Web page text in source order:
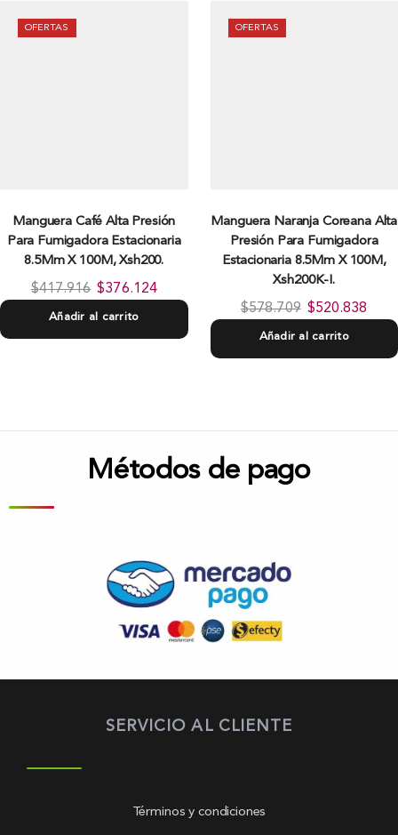
OFERTAS
Manguera Café Alta Presión
Para Fumigadora Estacionaria
8.5Mm X 100M, Xsh200.
$417.916 $376.124
Añadir al carrito
OFERTAS
Manguera Naranja Coreana Alta
Presión Para Fumigadora
Estacionaria 8.5Mm X 100M,
Xsh200K-I.
$578.709 $520.838
Añadir al carrito
Métodos de pago
SERVICIO AL CLIENTE
Términos y condiciones